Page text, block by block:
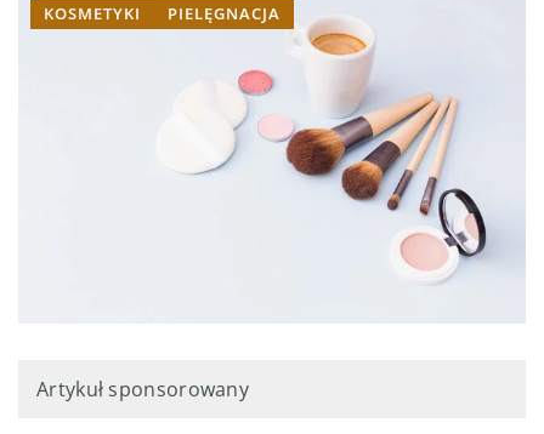
KOSMETYKI PIELĘGNACJA
Artykuł sponsorowany